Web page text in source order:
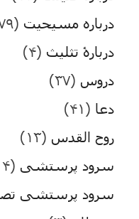
درباره مسیحیت (۳,۰۷۹)
دربارۀ تثلیث (۴)
دروس (۳۷)
دعا (۴۱)
روح القدس (۱۳)
سرود پرستشی (۱۱۴)
سرود پرستشی